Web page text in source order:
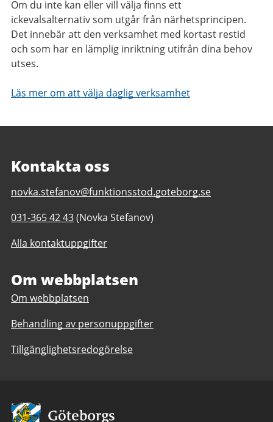
Om du inte kan eller vill välja finns ett
ickevalsalternativ som utgår från närhetsprincipen.
Det innebär att den verksamhet med kortast restid
och som har en lämplig inriktning utifrån dina behov
utses.
Läs mer om att välja daglig verksamhet
Kontakta oss
E-
till
Utegruppen
Östra
daglig
verksamhet
Stad
novka.stefanov@funktionsstod.goteborg.se
Telefonnummer
Utegruppen
Göteborg
verksamhet
Göteborgs
031-365 42 43(Novka Stefanov)
Alla kontaktuppgifter
Om webbplatsen
Om webbplatsen
Behandling av personuppgifter
Tillgänglighetsredogörelse
Avsändare: